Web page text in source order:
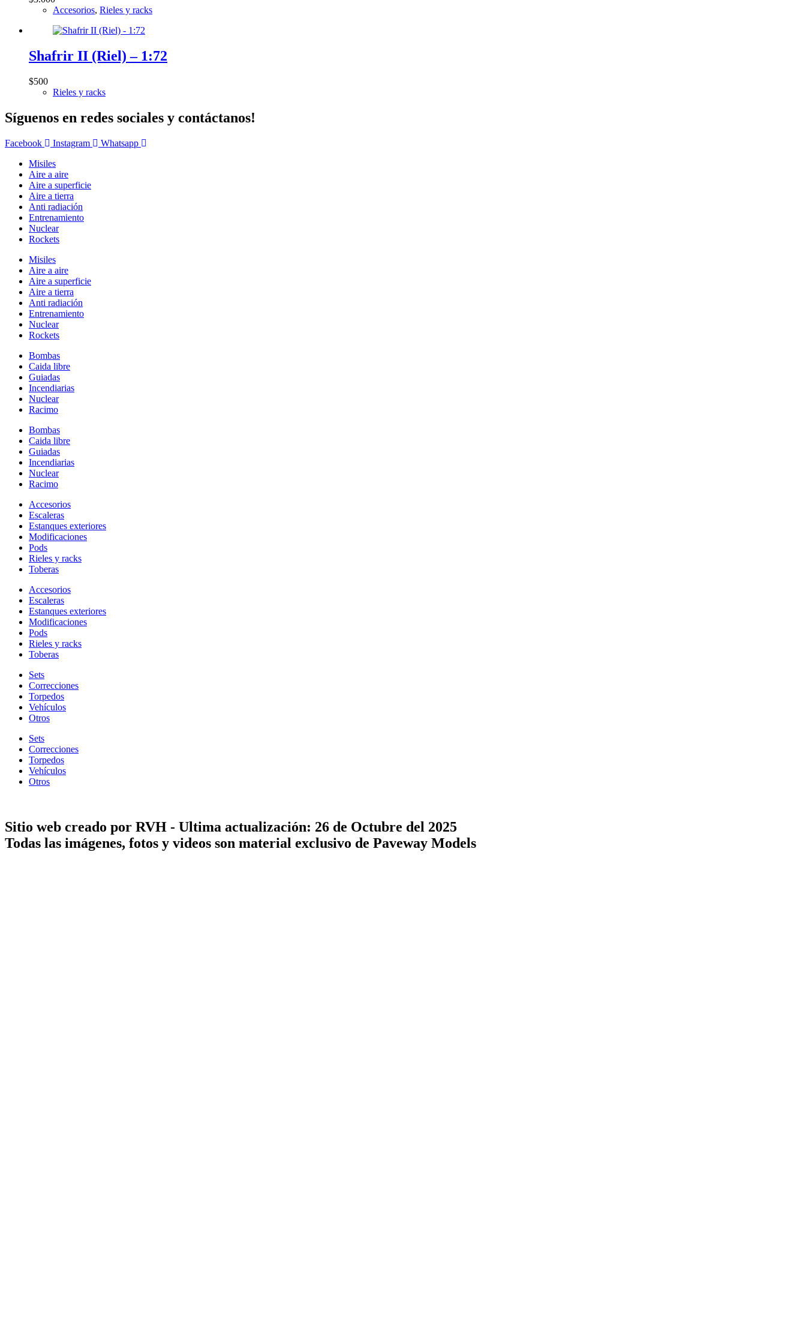
Accesorios, Rieles y racks
Shafrir II (Riel) – 1:72
$500
Rieles y racks
Síguenos en redes sociales y contáctanos!
Facebook Instagram
Whatsapp
Misiles
Aire a aire
Aire a superficie
Aire a tierra
Anti radiación
Entrenamiento
Nuclear
Rockets
Misiles
Aire a aire
Aire a superficie
Aire a tierra
Anti radiación
Entrenamiento
Nuclear
Rockets
Bombas
Caida libre
Guiadas
Incendiarias
Nuclear
Racimo
Bombas
Caida libre
Guiadas
Incendiarias
Nuclear
Racimo
Accesorios
Escaleras
Estanques exteriores
Modificaciones
Pods
Rieles y racks
Toberas
Accesorios
Escaleras
Estanques exteriores
Modificaciones
Pods
Rieles y racks
Toberas
Sets
Correcciones
Torpedos
Vehículos
Otros
Sets
Correcciones
Torpedos
Vehículos
Otros
Sitio web creado por RVH - Ultima actualización: 26 de Octubre del 2025
Todas las imágenes, fotos y videos son material exclusivo de Paveway Models